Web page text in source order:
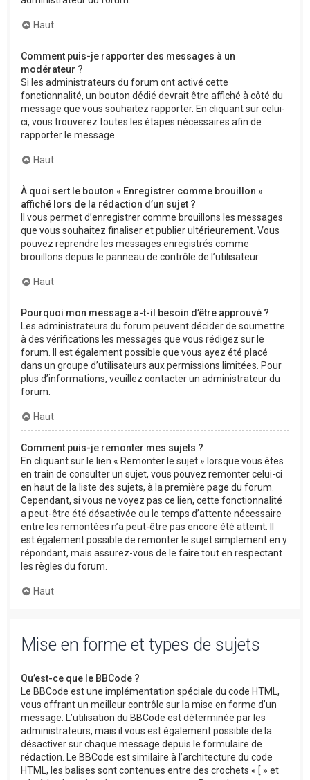
Haut
Comment puis-je rapporter des messages à un
modérateur ?
Si les administrateurs du forum ont activé cette
fonctionnalité, un bouton dédié devrait être affiché à côté du
message que vous souhaitez rapporter. En cliquant sur celui-
ci, vous trouverez toutes les étapes nécessaires afin de
rapporter le message.
Haut
À quoi sert le bouton « Enregistrer comme brouillon »
affiché lors de la rédaction d’un sujet ?
Il vous permet d’enregistrer comme brouillons les messages
que vous souhaitez finaliser et publier ultérieurement. Vous
pouvez reprendre les messages enregistrés comme
brouillons depuis le panneau de contrôle de l’utilisateur.
Haut
Pourquoi mon message a-t-il besoin d’être approuvé ?
Les administrateurs du forum peuvent décider de soumettre
à des vérifications les messages que vous rédigez sur le
forum. Il est également possible que vous ayez été placé
dans un groupe d’utilisateurs aux permissions limitées. Pour
plus d’informations, veuillez contacter un administrateur du
forum.
Haut
Comment puis-je remonter mes sujets ?
En cliquant sur le lien « Remonter le sujet » lorsque vous êtes
en train de consulter un sujet, vous pouvez remonter celui-ci
en haut de la liste des sujets, à la première page du forum.
Cependant, si vous ne voyez pas ce lien, cette fonctionnalité
a peut-être été désactivée ou le temps d’attente nécessaire
entre les remontées n’a peut-être pas encore été atteint. Il
est également possible de remonter le sujet simplement en y
répondant, mais assurez-vous de le faire tout en respectant
les règles du forum.
Haut
Mise en forme et types de sujets
Qu’est-ce que le BBCode ?
Le BBCode est une implémentation spéciale du code HTML,
vous offrant un meilleur contrôle sur la mise en forme d’un
message. L’utilisation du BBCode est déterminée par les
administrateurs, mais il vous est également possible de la
désactiver sur chaque message depuis le formulaire de
rédaction. Le BBCode est similaire à l’architecture du code
HTML, les balises sont contenues entre des crochets « [ » et